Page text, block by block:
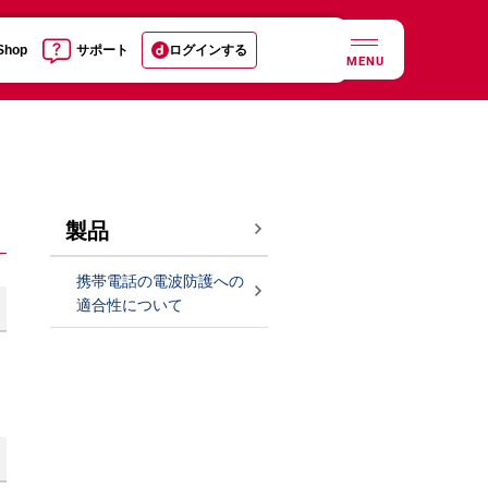
サポート ログインする
MENU
製品
携帯電話の電波防護への
適合性について